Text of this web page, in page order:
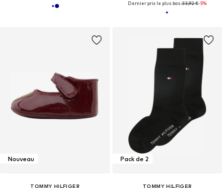
Dernier prix le plus bas :33,92 €-5%
Nouveau
TOMMY HILFIGER
Pack de 2
TOMMY HILFIGER